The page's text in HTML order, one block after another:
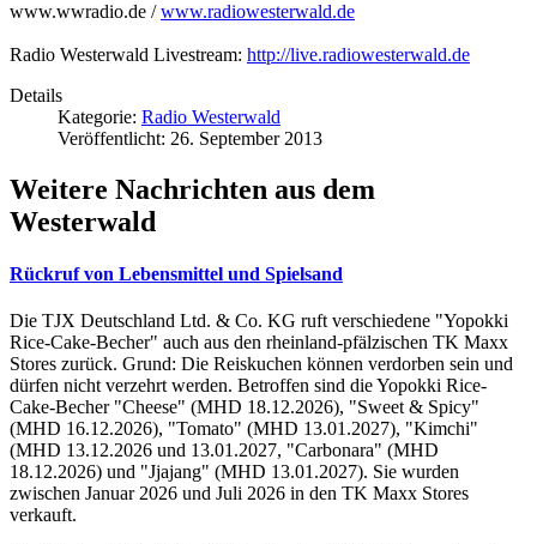
www.wwradio.de /www.radiowesterwald.de
Radio Westerwald Livestream: http://live.radiowesterwald.de
Details
Kategorie: Radio Westerwald
Veröffentlicht: 26. September 2013
Weitere Nachrichten aus dem
Westerwald
Rückruf von Lebensmittel und Spielsand
Die TJX Deutschland Ltd. & Co. KG ruft verschiedene "Yopokki
Rice-Cake-Becher" auch aus den rheinland-pfälzischen TK Maxx
Stores zurück. Grund: Die Reiskuchen können verdorben sein und
dürfen nicht verzehrt werden. Betroffen sind die Yopokki Rice-
Cake-Becher "Cheese" (MHD 18.12.2026), "Sweet & Spicy"
(MHD 16.12.2026), "Tomato" (MHD 13.01.2027), "Kimchi"
(MHD 13.12.2026 und 13.01.2027, "Carbonara" (MHD
18.12.2026) und "Jjajang" (MHD 13.01.2027). Sie wurden
zwischen Januar 2026 und Juli 2026 in den TK Maxx Stores
verkauft.